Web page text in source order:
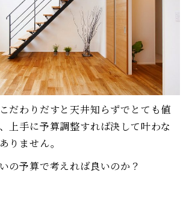
だわりだすと天井知らずでとても値
上手に予算調整すれば決して叶わな
りません。
の予算で考えれば良いのか？